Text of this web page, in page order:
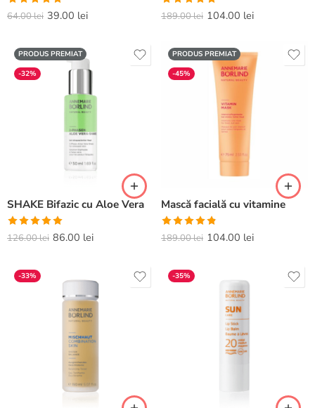
Evaluat la
64.00lei 39.00 lei
Evaluat la
189.00lei 104.00 lei
PRODUS PREMIAT
-32%
SHAKE Bifazic cu Aloe Vera
Evaluat la
126.00lei 86.00 lei
PRODUS PREMIAT
-45%
Mască facială cu vitamine
Evaluat la
189.00lei 104.00 lei
-33% -35%